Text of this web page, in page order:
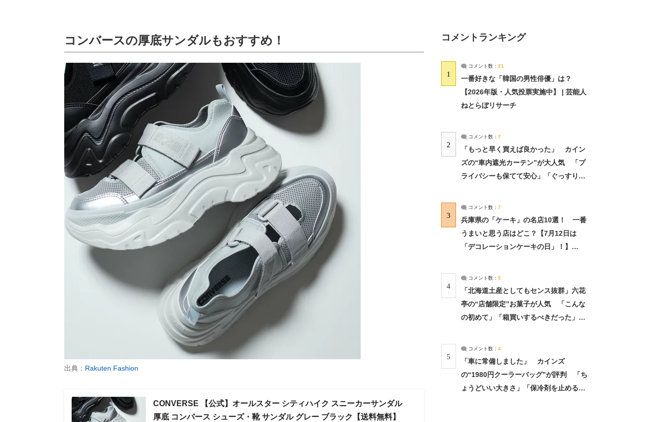
コンバースの厚底サンダルもおすすめ！
出典： Rakuten Fashion
CONVERSE 【公式】オールスター シティハイク スニーカーサンダル
厚底 コンバース シューズ・靴 サンダル グレー ブラック【送料無料】
コメントランキング
1
コメント数： 21
一番好きな「韓国の男性俳優」は？
【2026年版・人気投票実施中】 | 芸能人
ねとらぼリサーチ
2
コメント数： 7
「もっと早く買えば良かった」 カイン
ズの“車内遮光カーテン”が大人気 「プ
ライバシーも保てて安心」「ぐっすり眠
3
コメント数： 7
兵庫県の「ケーキ」の名店10選！ 一番
うまいと思う店はどこ？【7月12日は
「デコレーションケーキの日」！】
4
コメント数： 5
「北海道土産としてもセンス抜群」六花
亭の“店舗限定”お菓子が人気 「こんな
の初めて」「箱買いするべきだった」
5
コメント数： 4
「車に常備しました」 カインズ
の“1980円クーラーバッグ”が評判 「ち
ょうどいい大きさ」「保冷剤を止めるベ